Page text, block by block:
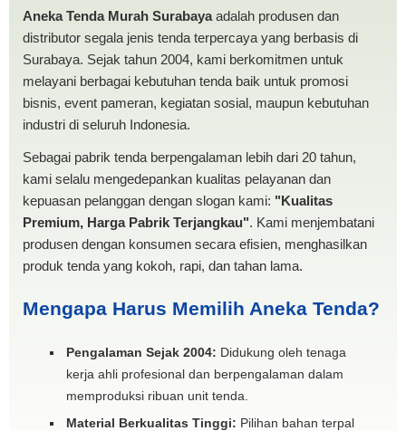
Aneka Tenda Murah Surabayaadalah produsen dan
distributor segala jenis tenda terpercaya yang berbasis di
Surabaya. Sejak tahun 2004, kami berkomitmen untuk
melayani berbagai kebutuhan tenda baik untuk promosi
bisnis, event pameran, kegiatan sosial, maupun kebutuhan
industri di seluruh Indonesia.
Sebagai pabrik tenda berpengalaman lebih dari 20 tahun,
kami selalu mengedepankan kualitas pelayanan dan
kepuasan pelanggan dengan slogan kami: "Kualitas
Premium, Harga Pabrik Terjangkau". Kami menjembatani
produsen dengan konsumen secara efisien, menghasilkan
produk tenda yang kokoh, rapi, dan tahan lama.
Mengapa Harus Memilih Aneka Tenda?
Pengalaman Sejak 2004: Didukung oleh tenaga
kerja ahli profesional dan berpengalaman dalam
memproduksi ribuan unit tenda.
Material Berkualitas Tinggi: Pilihan bahan terpal